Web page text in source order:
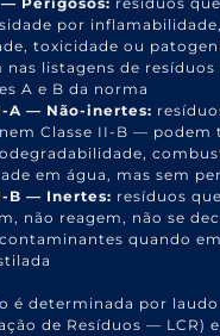
por
toxicidade ou
nas listagens de resíduos
A e B da norma
A — Não-inertes:
Classe II-B — podem
em água, mas sem
B — Inertes: resíduos
não reagem, não se
quando
é determinada por
de Resíduos — LCR)